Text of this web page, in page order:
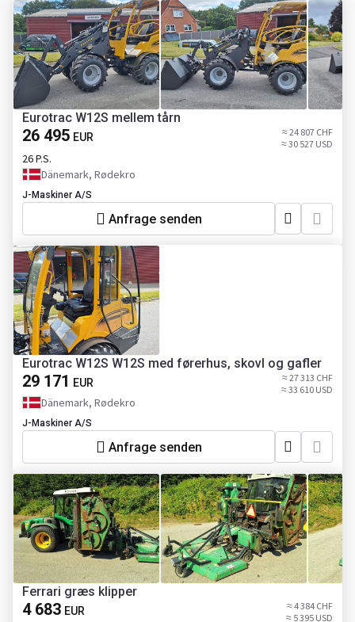
Eurotrac W12S mellem tårn
26 495 EUR
≈ 24 807 CHF
≈ 30 527 USD
26 P.S.
Dänemark, Rødekro
J-Maskiner A/S
Anfrage senden
Eurotrac W12S W12S med førerhus, skovl og gafler
29 171 EUR
≈ 27 313 CHF
≈ 33 610 USD
Dänemark, Rødekro
J-Maskiner A/S
Anfrage senden
Ferrari græs klipper
4 683 EUR
≈ 4 384 CHF
≈ 5 395 USD